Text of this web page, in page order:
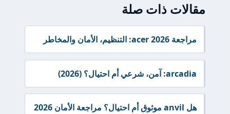
مقالات ذات صلة
مراجعة acer 2026: التنظيم، الأمان والمخاطر
arcadia: آمن، شرعي أم احتيال؟ (2026)
هل anvil موثوق أم احتيال؟ مراجعة الأمان 2026